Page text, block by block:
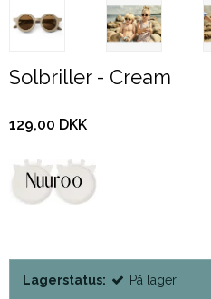
Solbriller - Cream
129,00 DKK
Lagerstatus: På lager